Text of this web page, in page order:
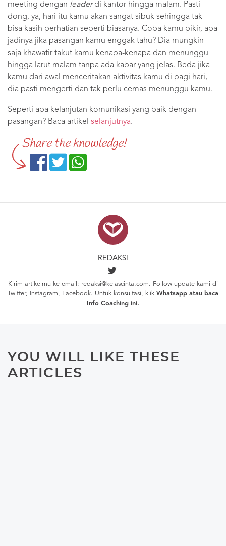
meeting dengan leaderdi kantor hingga malam. Pasti
dong, ya, hari itu kamu akan sangat sibuk sehingga tak
bisa kasih perhatian seperti biasanya. Coba kamu pikir, apa
jadinya jika pasangan kamu enggak tahu? Dia mungkin
saja khawatir takut kamu kenapa-kenapa dan menunggu
hingga larut malam tanpa ada kabar yang jelas. Beda jika
kamu dari awal menceritakan aktivitas kamu di pagi hari,
dia pasti mengerti dan tak perlu cemas menunggu kamu.
Seperti apa kelanjutan komunikasi yang baik dengan
pasangan? Baca artikel selanjutnya.
Share the knowledge!
REDAKSI
Kirim artikelmu ke email: redaksi@kelascinta.com. Follow update kami di
Twitter, Instagram, Facebook. Untuk konsultasi, klik Whatsapp atau baca
Info Coaching ini.
YOU WILL LIKE THESE
ARTICLES